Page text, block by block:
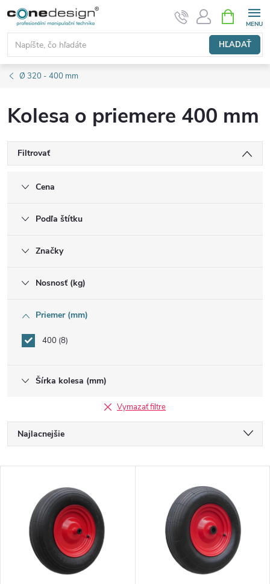
Prejsť
obsah
HĽADAŤ
KOŠÍK
Ø 320 - 400 mm
Kolesa o priemere 400 mm
Filtrovať
Cena
Podľa štítku
Značky
Nosnosť (kg)
Priemer (mm)
400 8
Šírka kolesa (mm)
Vymazať filtre
R
a
Najlacnejšie
Abecedne